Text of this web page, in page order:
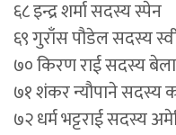
६८ इन्द्र शर्मा सदस्य स्पेन
६९ गुराँस पौडेल सदस्य
७० किरण राई सदस्य
७१ शंकर न्यौपाने सदस्य
७२ धर्म भट्टराई सदस्य